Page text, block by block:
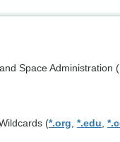
Space Administration
(*.org *.edu